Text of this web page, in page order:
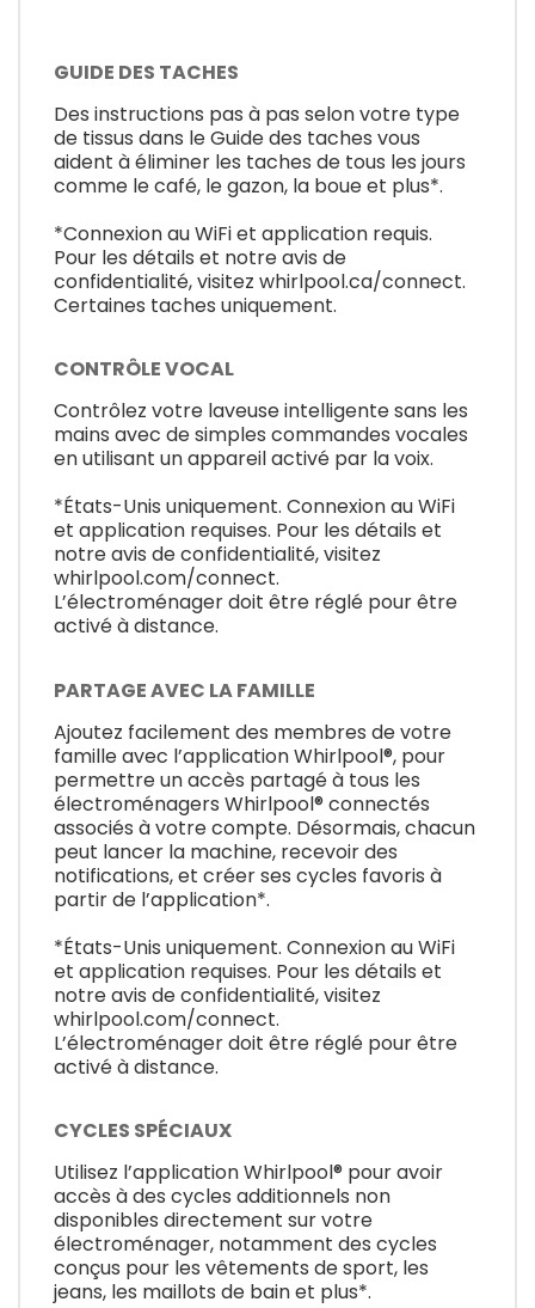
GUIDE DES TACHES
Des instructions pas à pas selon votre type
de tissus dans le Guide des taches vous
aident à éliminer les taches de tous les jours
comme le café, le gazon, la boue et plus*.
*Connexion au WiFi et application requis.
Pour les détails et notre avis de
confidentialité, visitez whirlpool.ca/connect.
Certaines taches uniquement.
CONTRÔLE VOCAL
Contrôlez votre laveuse intelligente sans les
mains avec de simples commandes vocales
en utilisant un appareil activé par la voix.
*États-Unis uniquement. Connexion au WiFi
et application requises. Pour les détails et
notre avis de confidentialité, visitez
whirlpool.com/connect.
L’électroménager doit être réglé pour être
activé à distance.
PARTAGE AVEC LA FAMILLE
Ajoutez facilement des membres de votre
famille avec l’application Whirlpool®, pour
permettre un accès partagé à tous les
électroménagers Whirlpool® connectés
associés à votre compte. Désormais, chacun
peut lancer la machine, recevoir des
notifications, et créer ses cycles favoris à
partir de l’application*.
*États-Unis uniquement. Connexion au WiFi
et application requises. Pour les détails et
notre avis de confidentialité, visitez
whirlpool.com/connect.
L’électroménager doit être réglé pour être
activé à distance.
CYCLES SPÉCIAUX
Utilisez l’application Whirlpool® pour avoir
accès à des cycles additionnels non
disponibles directement sur votre
électroménager, notamment des cycles
conçus pour les vêtements de sport, les
jeans, les maillots de bain et plus*.